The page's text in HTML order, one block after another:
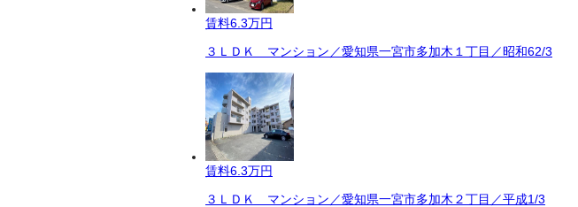
賃料6.3万円
３ＬＤＫ マンション／愛知県一宮市多加木１丁目／昭和62/3
賃料6.3万円
３ＬＤＫ マンション／愛知県一宮市多加木２丁目／平成1/3